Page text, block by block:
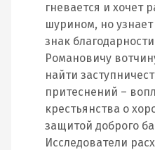
гневается и хочет
шурином, но
знак
Романовичу
найти
притеснений –
крестьянства о
защитой доброго
Исследователи